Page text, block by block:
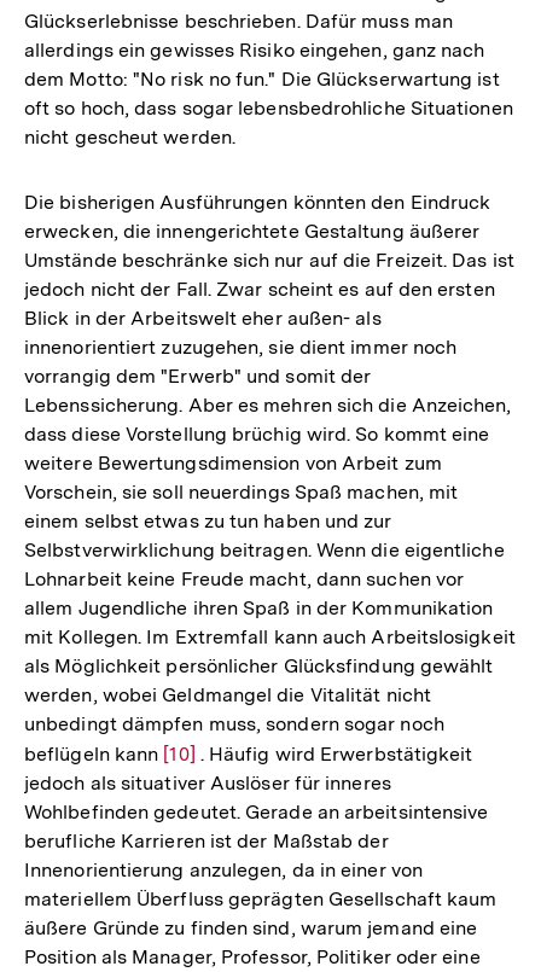
Glückserlebnisse beschrieben. Dafür muss man
allerdings ein gewisses Risiko eingehen, ganz nach
dem Motto: "No risk no fun." Die Glückserwartung ist
oft so hoch, dass sogar lebensbedrohliche Situationen
nicht gescheut werden.
Die bisherigen Ausführungen könnten den Eindruck
erwecken, die innengerichtete Gestaltung äußerer
Umstände beschränke sich nur auf die Freizeit. Das ist
jedoch nicht der Fall. Zwar scheint es auf den ersten
Blick in der Arbeitswelt eher außen- als
innenorientiert zuzugehen, sie dient immer noch
vorrangig dem "Erwerb" und somit der
Lebenssicherung. Aber es mehren sich die Anzeichen,
dass diese Vorstellung brüchig wird. So kommt eine
weitere Bewertungsdimension von Arbeit zum
Vorschein, sie soll neuerdings Spaß machen, mit
einem selbst etwas zu tun haben und zur
Selbstverwirklichung beitragen. Wenn die eigentliche
Lohnarbeit keine Freude macht, dann suchen vor
allem Jugendliche ihren Spaß in der Kommunikation
mit Kollegen. Im Extremfall kann auch Arbeitslosigkeit
als Möglichkeit persönlicher Glücksfindung gewählt
werden, wobei Geldmangel die Vitalität nicht
unbedingt dämpfen muss, sondern sogar noch
beflügeln kann Zur
Auflösung
der
Fußnote
[10] . Häufig wird Erwerbstätigkeit
jedoch als situativer Auslöser für inneres
Wohlbefinden gedeutet. Gerade an arbeitsintensive
berufliche Karrieren ist der Maßstab der
Innenorientierung anzulegen, da in einer von
materiellem Überfluss geprägten Gesellschaft kaum
äußere Gründe zu finden sind, warum jemand eine
Position als Manager, Professor, Politiker oder eine